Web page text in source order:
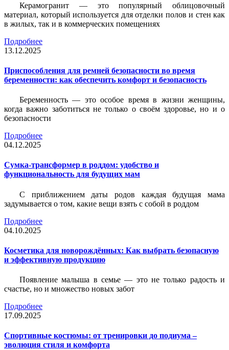
Керамогранит — это популярный облицовочный
материал, который используется для отделки полов и стен как
в жилых, так и в коммерческих помещениях
Подробнее
13.12.2025
Приспособления для ремней безопасности во время
беременности: как обеспечить комфорт и безопасность
Беременность — это особое время в жизни женщины,
когда важно заботиться не только о своём здоровье, но и о
безопасности
Подробнее
04.12.2025
Сумка-трансформер в роддом: удобство и
функциональность для будущих мам
С приближением даты родов каждая будущая мама
задумывается о том, какие вещи взять с собой в роддом
Подробнее
04.10.2025
Косметика для новорождённых: Как выбрать безопасную
и эффективную продукцию
Появление малыша в семье — это не только радость и
счастье, но и множество новых забот
Подробнее
17.09.2025
Спортивные костюмы: от тренировки до подиума –
эволюция стиля и комфорта